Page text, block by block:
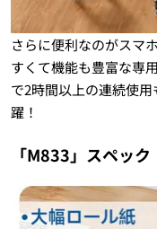
さらに便利なのがスマ
すくて機能も豊富な専
で2時間以上の連続使
躍！
「M833」スペック